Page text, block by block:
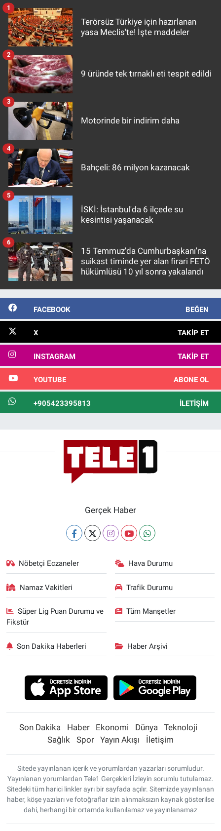
Terörsüz Türkiye için hazırlanan
yasa Meclis'te! İşte maddeler
1
9 üründe tek tırnaklı eti tespit edildi
2
Motorinde bir indirim daha
3
Bahçeli: 86 milyon kazanacak
4
İSKİ: İstanbul'da 6 ilçede su
kesintisi yaşanacak
5
15 Temmuz'da Cumhurbaşkanı'na
suikast timinde yer alan firari FETÖ
hükümlüsü 10 yıl sonra yakalandı
6
FACEBOOK BEĞEN
X TAKIP ET
INSTAGRAM TAKIP ET
YOUTUBE ABONE OL
+905423395813 İLETIŞIM
Gerçek Haber
Nöbetçi Eczaneler Hava Durumu
Namaz Vakitleri Trafik Durumu
Süper Lig Puan Durumu ve
Fikstür
Tüm Manşetler
Son Dakika Haberleri Haber Arşivi
Son Dakika Haber Ekonomi Dünya
Teknoloji
Sağlık
Spor Yayın Akışı İletişim
Sitede yayınlanan içerik ve yorumlardan yazarları sorumludur.
Yayınlanan yorumlardan Tele1 Gerçekleri İzleyin sorumlu tutulamaz.
Sitedeki tüm harici linkler ayrı bir sayfada açılır. Sitemizde yayınlanan
haber, köşe yazıları ve fotoğraflar izin alınmaksızın kaynak gösterilse
dahi, herhangi bir ortamda kullanılamaz ve yayınlanamaz